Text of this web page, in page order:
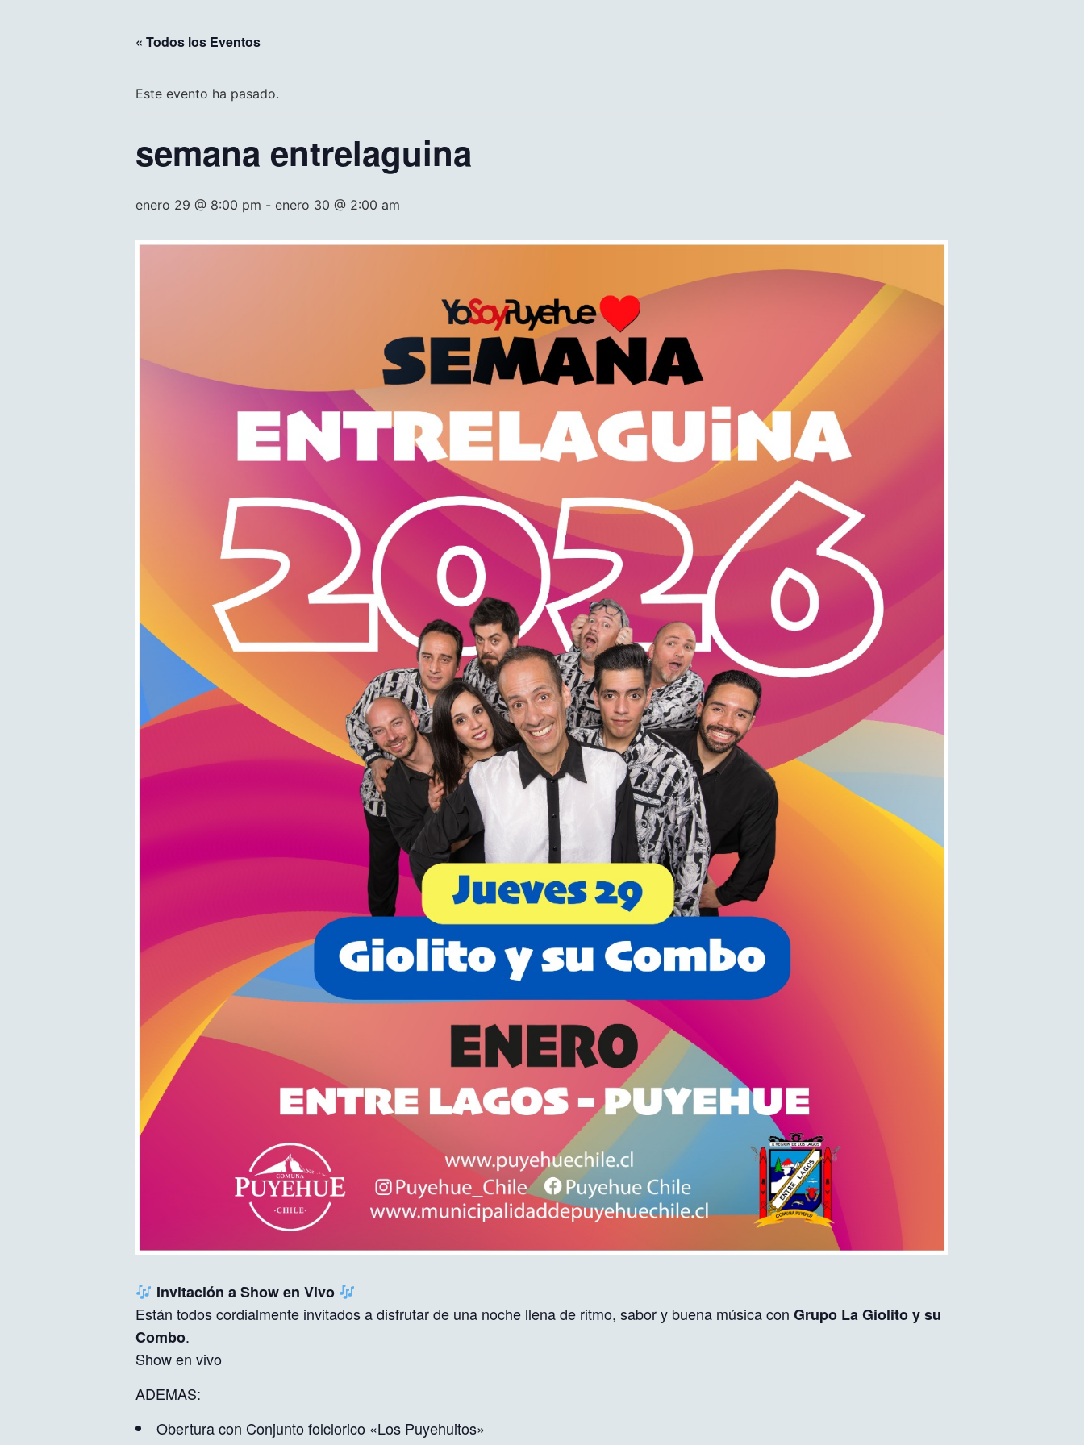
« Todos los Eventos
Este evento ha pasado.
semana entrelaguina
enero 29 @ 8:00 pm - enero 30 @ 2:00 am
Invitación a Show en Vivo
Están todos cordialmente invitados a disfrutar de una noche llena de ritmo, sabor y buena música con Grupo La Giolito y su
Combo.
Show en vivo
ADEMAS:
Obertura con Conjunto folclorico «Los Puyehuitos»